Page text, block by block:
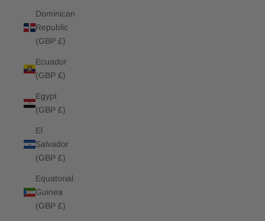
Dominican
Republic
(GBP £)
Ecuador
(GBP £)
Egypt
(GBP £)
El
Salvador
(GBP £)
Equatorial
Guinea
(GBP £)